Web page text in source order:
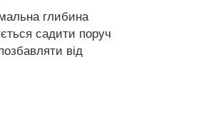
глибина
садити поруч
від